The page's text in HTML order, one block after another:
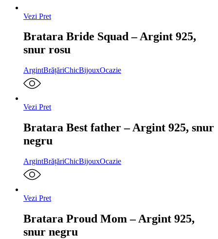
Vezi Pret
Bratara Bride Squad – Argint 925,
snur rosu
ArgintBrățăriChicBijouxOcazie
Vezi Pret
Bratara Best father – Argint 925, snur
negru
ArgintBrățăriChicBijouxOcazie
Vezi Pret
Bratara Proud Mom – Argint 925,
snur negru